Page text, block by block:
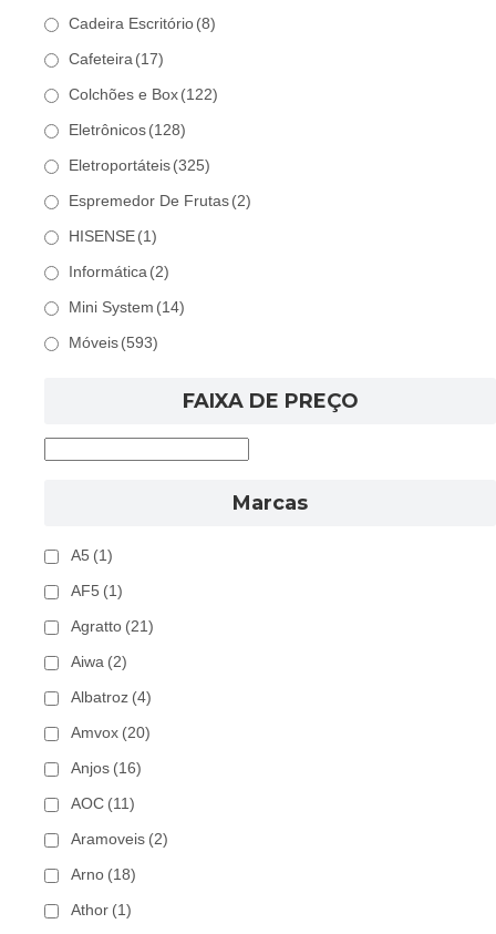
Cadeira Escritório (8)
Cafeteira (17)
Colchões e Box (122)
Eletrônicos (128)
Eletroportáteis (325)
Espremedor De Frutas (2)
HISENSE (1)
Informática (2)
Mini System (14)
Móveis (593)
FAIXA DE PREÇO
Marcas
A5 (1)
AF5 (1)
Agratto (21)
Aiwa (2)
Albatroz (4)
Amvox (20)
Anjos (16)
AOC (11)
Aramoveis (2)
Arno (18)
Athor (1)